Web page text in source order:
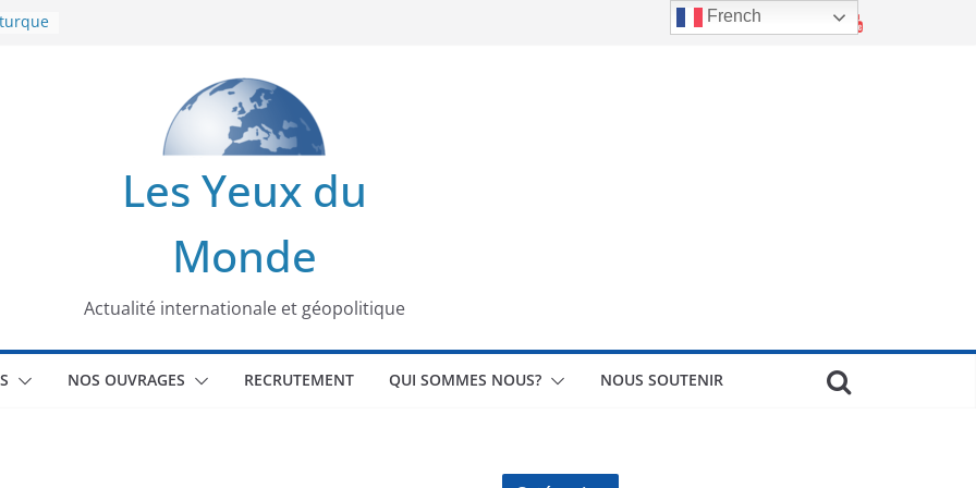
Les Yeux du
Monde
Actualité internationale et géopolitique
NOS OUVRAGES RECRUTEMENT QUI SOMMES NOUS? NOUS SOUTENIR
French